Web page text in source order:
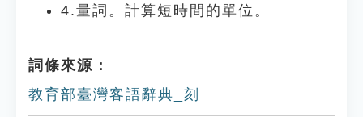
4.量詞。計算短時間的單位。
詞條來源：
教育部臺灣客語辭典_刻